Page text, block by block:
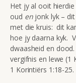
Het jy al ooit
oud enjonk lyk – dit
met die kruis: dit
hoe jy daarna kyk.
dwaasheid en
vergifnis en lewe (1
1 Korintiërs 1:18-25.